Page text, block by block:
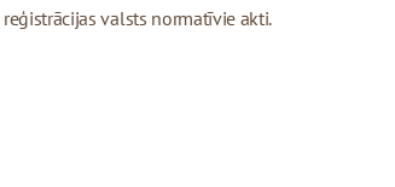
valsts normatīvie akti.